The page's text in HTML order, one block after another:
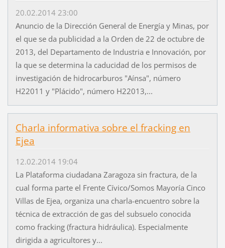
20.02.2014 23:00
Anuncio de la Dirección General de Energía y Minas, por
el que se da publicidad a la Orden de 22 de octubre de
2013, del Departamento de Industria e Innovación, por
la que se determina la caducidad de los permisos de
investigación de hidrocarburos "Aínsa", número
H22011 y "Plácido", número H22013,...
Charla informativa sobre el fracking en
Ejea
12.02.2014 19:04
La Plataforma ciudadana Zaragoza sin fractura, de la
cual forma parte el Frente Cívico/Somos Mayoría Cinco
Villas de Ejea, organiza una charla-encuentro sobre la
técnica de extracción de gas del subsuelo conocida
como fracking (fractura hidráulica). Especialmente
dirigida a agricultores y...